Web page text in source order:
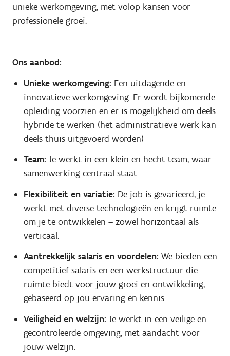
unieke werkomgeving, met volop kansen voor
professionele groei.
Ons aanbod:
Unieke werkomgeving: Een uitdagende en
innovatieve werkomgeving. Er wordt bijkomende
opleiding voorzien en er is mogelijkheid om deels
hybride te werken (het administratieve werk kan
deels thuis uitgevoerd worden)
Team: Je werkt in een klein en hecht team, waar
samenwerking centraal staat.
Flexibiliteit en variatie: De job is gevarieerd, je
werkt met diverse technologieën en krijgt ruimte
om je te ontwikkelen – zowel horizontaal als
verticaal.
Aantrekkelijk salaris en voordelen: We bieden een
competitief salaris en een werkstructuur die
ruimte biedt voor jouw groei en ontwikkeling,
gebaseerd op jou ervaring en kennis.
Veiligheid en welzijn: Je werkt in een veilige en
gecontroleerde omgeving, met aandacht voor
jouw welzijn.